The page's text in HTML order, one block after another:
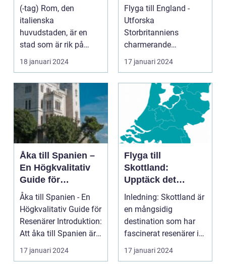
(-tag) Rom, den
italienska
huvudstaden, är en
stad som är rik på
historia, kultur och
vackra sevärd...
18 januari 2024
Flyga till England -
Utforska
Storbritanniens
charmerande
destinationer
Övergripande
introduktion ...
17 januari 2024
Åka till Spanien –
En Högkvalitativ
Guide för
Resenärer
Åka till Spanien - En
Högkvalitativ Guide för
Resenärer Introduktion:
Att åka till Spanien är
en dr...
17 januari 2024
Flyga till
Skottland:
Upptäck det
Fascinerande
Landet
Inledning: Skottland är
en mångsidig
destination som har
fascinerat resenärer i
århundraden. Med
sin...
17 januari 2024